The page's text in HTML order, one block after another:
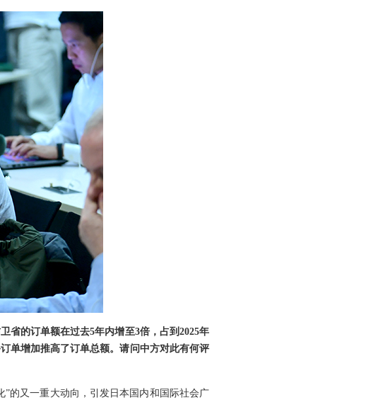
省的订单额在过去5年内增至3倍，占到2025年
单增加推高了订单总额。请问中方对此有何评
的又一重大动向，引发日本国内和国际社会广